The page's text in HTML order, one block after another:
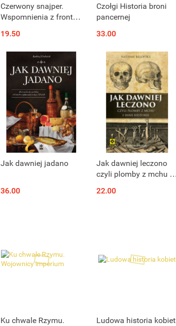
Produkt niedostępny
Czerwony snajper.
Wspomnienia z frontu
drugie
19.50
Produkt niedostępny
Czołgi Historia broni
pancernej
33.00
Produkt niedostępny
Jak dawniej jadano
36.00
Produkt niedostępny
Jak dawniej leczono
czyli plomby z mchu i
22.00
Produkt niedostępny
Ku chwale Rzymu.
Produkt niedostępny
Ludowa historia kobiet